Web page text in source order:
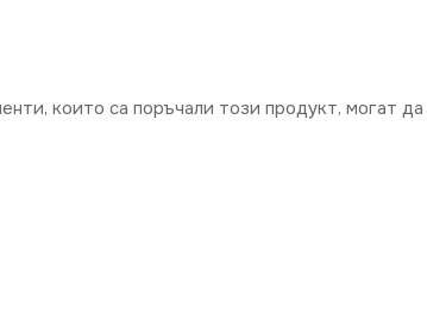
които са поръчали този продукт, могат